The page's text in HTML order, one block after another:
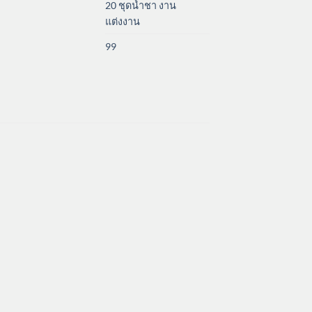
20 ชุดน้ำชา งาน
แต่งงาน
99